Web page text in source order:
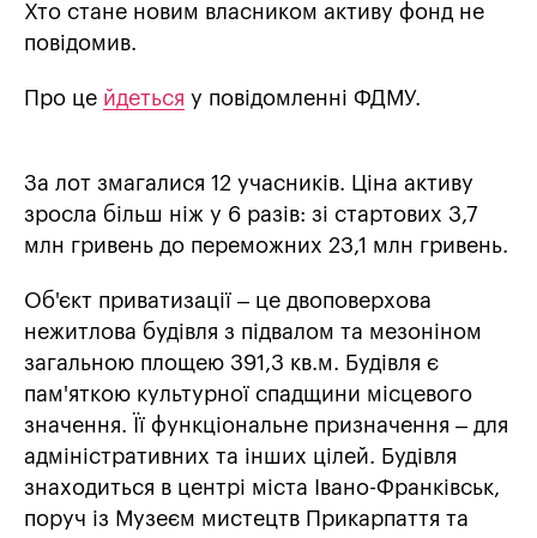
Хто стане новим власником активу фонд не
повідомив.
Про це йдеться у повідомленні ФДМУ.
За лот змагалися 12 учасників. Ціна активу
зросла більш ніж у 6 разів: зі стартових 3,7
млн гривень до переможних 23,1 млн гривень.
Об'єкт приватизації – це двоповерхова
нежитлова будівля з підвалом та мезоніном
загальною площею 391,3 кв.м. Будівля є
пам'яткою культурної спадщини місцевого
значення. Її функціональне призначення – для
адміністративних та інших цілей. Будівля
знаходиться в центрі міста Івано-Франківськ,
поруч із Музеєм мистецтв Прикарпаття та